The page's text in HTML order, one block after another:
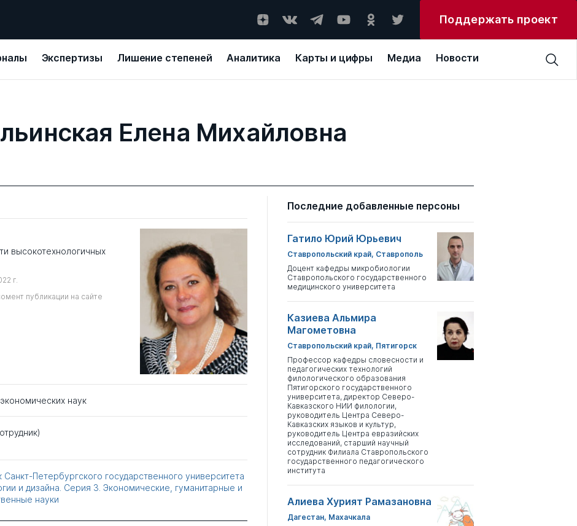
Поддержать проект
Экспертизы Лишение степеней Аналитика Карты и цифры Медиа Новости
Елена Михайловна
высокотехнологичных
г.
публикации на сайте
наук
Санкт-Петербургского государственного университета
и дизайна. Серия 3. Экономические, гуманитарные и
науки
Последние добавленные персоны
Гатило Юрий Юрьевич
Ставропольский край, Ставрополь
Доцент кафедры микробиологии
Ставропольского государственного
медицинского университета
Казиева Альмира
Магометовна
Ставропольский край, Пятигорск
Профессор кафедры словесности и
педагогических технологий
филологического образования
Пятигорского государственного
университета, директор Северо-
Кавказского НИИ филологии,
руководитель Центра Северо-
Кавказских языков и культур,
руководитель Центра евразийских
исследований, старший научный
сотрудник Филиала Ставропольского
государственного педагогического
института
Алиева Хурият Рамазановна
Дагестан, Махачкала